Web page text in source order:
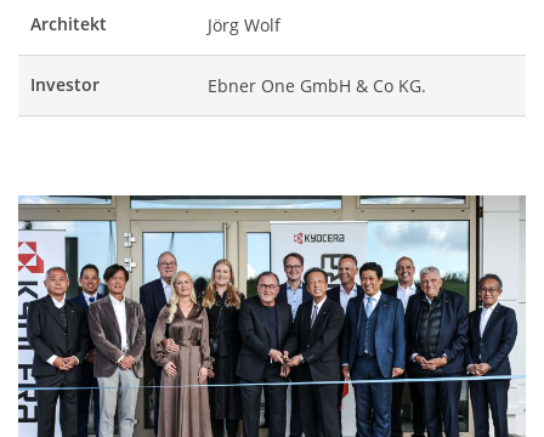
Architekt Jörg Wolf
Investor Ebner One GmbH & Co KG.